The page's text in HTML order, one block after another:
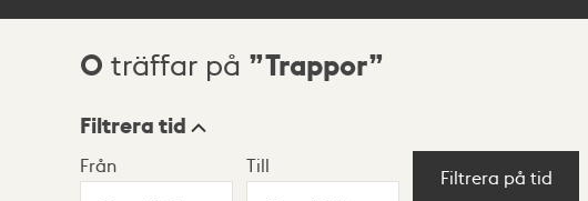
Sökresultat
0 träffar på Trappor
Visningsläge
Filtrera tid
Från Till
Filtrera på tid